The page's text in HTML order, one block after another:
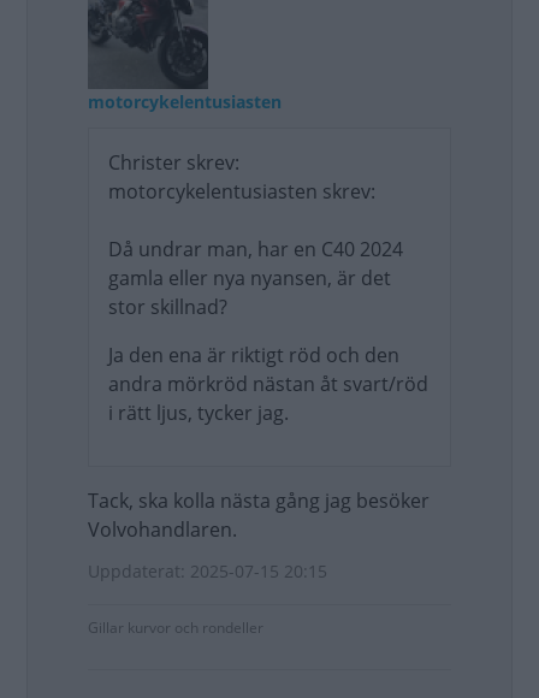
motorcykelentusiasten
Christer skrev:
motorcykelentusiasten skrev:
Då undrar man, har en C40 2024
gamla eller nya nyansen, är det
stor skillnad?
Ja den ena är riktigt röd och den
andra mörkröd nästan åt svart/röd
i rätt ljus, tycker jag.
Tack, ska kolla nästa gång jag besöker
Volvohandlaren.
Uppdaterat: 2025-07-15 20:15
Gillar kurvor och rondeller